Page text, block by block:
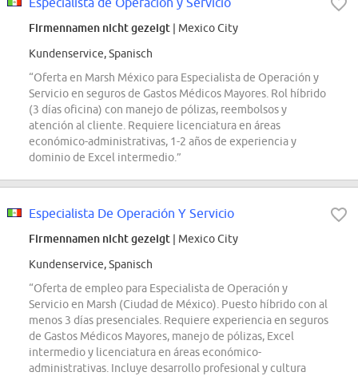
Firmennamen nicht gezeigt | Mexico City
Kundenservice, Spanisch
“Oferta en Marsh México para Especialista de Operación y
Servicio en seguros de Gastos Médicos Mayores. Rol híbrido
(3 días oficina) con manejo de pólizas, reembolsos y
atención al cliente. Requiere licenciatura en áreas
económico-administrativas, 1-2 años de experiencia y
dominio de Excel intermedio.”
Especialista De Operación Y Servicio
Firmennamen nicht gezeigt | Mexico City
Kundenservice, Spanisch
“Oferta de empleo para Especialista de Operación y
Servicio en Marsh (Ciudad de México). Puesto híbrido con al
menos 3 días presenciales. Requiere experiencia en seguros
de Gastos Médicos Mayores, manejo de pólizas, Excel
intermedio y licenciatura en áreas económico-
administrativas. Incluye desarrollo profesional y cultura